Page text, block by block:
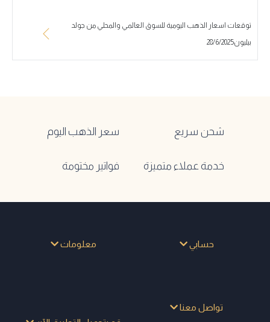
توقعات اسعار الذهب اليومية للسوق العالمي والمحلي من جولد
بيليون28/6/2025
شحن سريع سعر الذهب اليوم
خدمة عملاء متميزة فواتير مختومة
حسابي معلومات
تواصل معنا